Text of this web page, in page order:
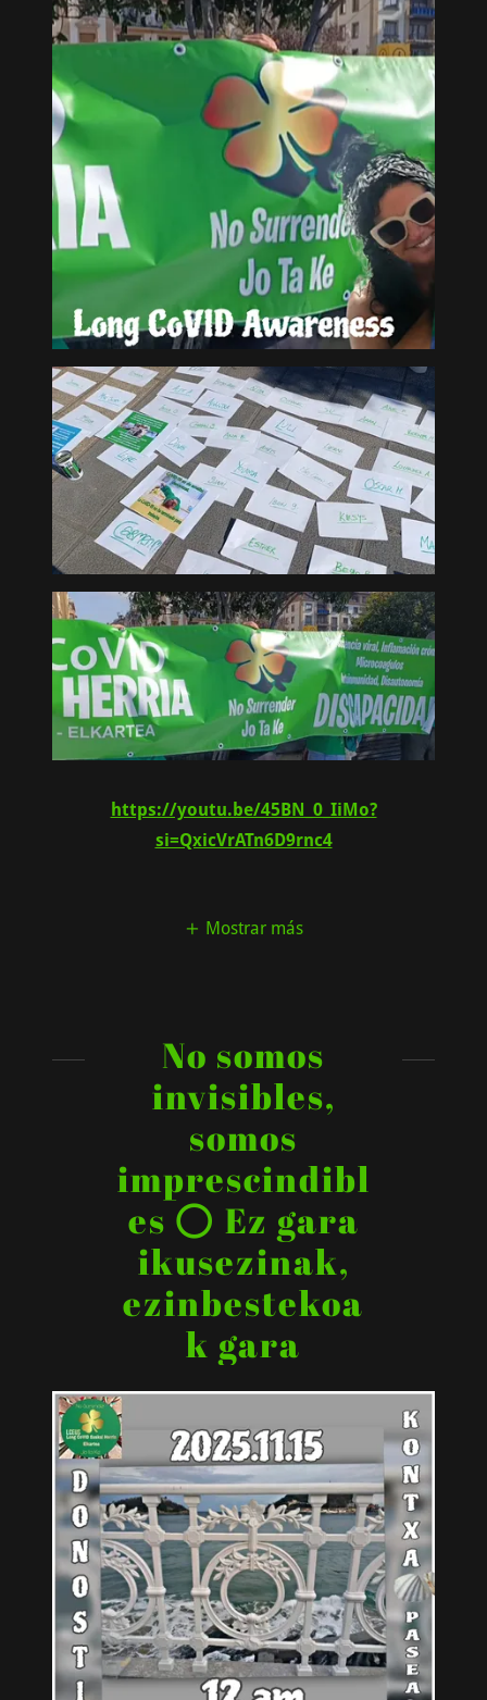
https://youtu.be/45BN_0_IiMo?
si=QxicVrATn6D9rnc4
Mostrar más
No somos
invisibles,
somos
imprescindibl
es ⭕ Ez gara
ikusezinak,
ezinbestekoa
k gara